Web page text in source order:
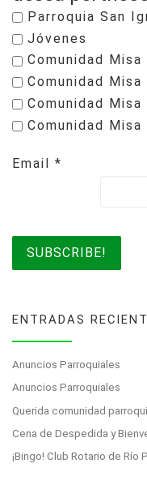
Parroquia San
Jóvenes
Comunidad
Comunidad
Comunidad
Comunidad
Email *
ENTRADAS
Anuncios Parroquiales
Anuncios Parroquiales
Querida comunidad
Cena de Despedida y
¡Bingo! Club Rotario de Río